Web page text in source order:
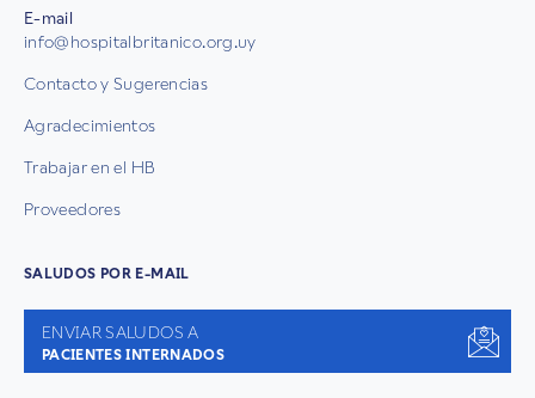
E-mail
info@hospitalbritanico.org.uy
Contacto y Sugerencias
Agradecimientos
Trabajar en el HB
Proveedores
SALUDOS POR E-MAIL
ENVIAR SALUDOS A
PACIENTES INTERNADOS